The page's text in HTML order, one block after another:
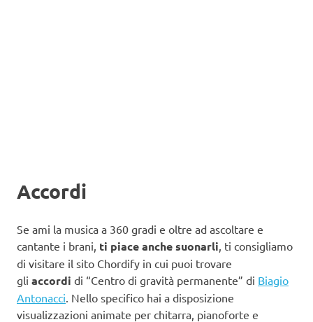
Accordi
Se ami la musica a 360 gradi e oltre ad ascoltare e
cantante i brani, ti piace anche suonarli , ti consigliamo
di visitare il sito Chordify in cui puoi trovare
gli accordi di “Centro di gravità permanente” di Biagio
Antonacci . Nello specifico hai a disposizione
visualizzazioni animate per chitarra, pianoforte e